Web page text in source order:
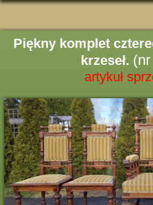
Piękny komplet
krzeseł.
artykuł